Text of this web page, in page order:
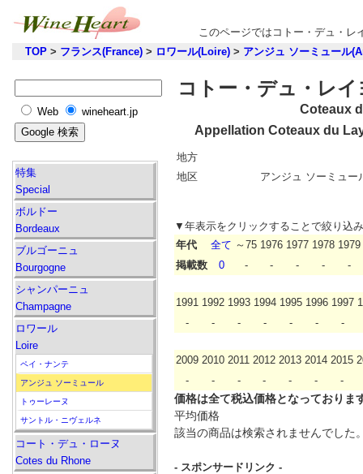
このページではコトー・デュ・レ
TOP > フランス(France) > ロワール(Loire) > アンジュ ソーミュール
コトー・デュ・レイ
Coteaux
Appellation Coteaux du
地方
地区
アンジュ ソーミュー
▼年表示をクリックすることで絞り込
年代
全て ～75 1976 1977 1978 1979
掲載数
0 - - - - -
1991 1992 1993 1994 1995 1996 1997
-
- - - - - -
2009 2010 2011 2012 2013 2014 2015
-
- - - - - -
価格は全て税込価格となっておりま
平均価格
該当の商品は検索されませんでした
- スポンサードリンク -
Web wineheart.jp
特集
Special
ボルドー
Bordeaux
ブルゴーニュ
Bourgogne
シャンパーニュ
Champagne
ロワール
Loire
ペイ・ナンテ
アンジュ ソーミュール
トゥーレーヌ
サントル・ニヴェルネ
コート・デュ・ローヌ
Cotes du Rhone